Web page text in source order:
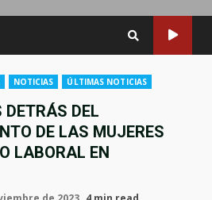
NOTICIAS ÚLTIMAS NOTICIAS
DETRÁS DEL
DE LAS MUJERES
LABORAL EN